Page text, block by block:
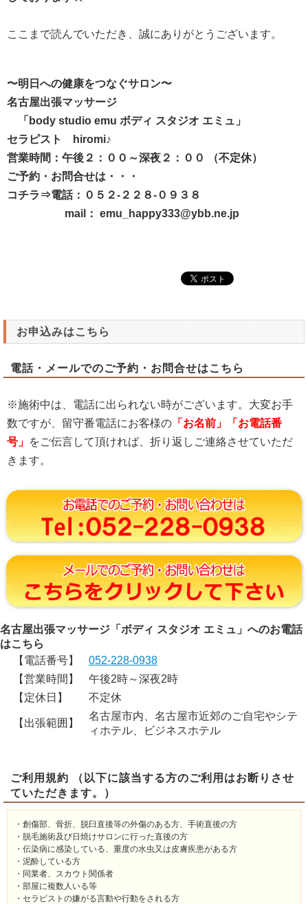
ここまで読んでいただき、誠にありがとうございます。
〜明日への健康をつなぐサロン〜
名古屋出張マッサージ
「body studio emu ボディ スタジオ エミュ」
セラピスト hiromi♪
営業時間：午後２：００～深夜２：００ （不定休）
ご予約・お問合せは・・・
コチラ⇒電話：０５２-２２８-０９３８
mail： emu_happy333@ybb.ne.jp
お申込みはこちら
電話・メールでのご予約・お問合せはこちら
※施術中は、電話に出られない時がございます。大変お手
数ですが、留守番電話にお客様の 「お名前」「お電話番
号」 をご伝言して頂ければ、折り返しご連絡させていただ
きます。
名古屋出張マッサージ「ボディ スタジオ エミュ」へのお電話
はこちら
【電話番号】
052-228-0938
【営業時間】
午後2時～深夜2時
【定休日】
不定休
【出張範囲】
名古屋市内、名古屋市近郊のご自宅やシテ
ィホテル、ビジネスホテル
ご利用規約 （以下に該当する方のご利用はお断りさせ
ていただきます。）
・創傷部、骨折、脱臼直後等の外傷のある方、手術直後の方
・脱毛施術及び日焼けサロンに行った直後の方
・伝染病に感染している、重度の水虫又は皮膚疾患がある方
・泥酔している方
・同業者、スカウト関係者
・部屋に複数人いる等
・セラピストの嫌がる言動や行動をされる方